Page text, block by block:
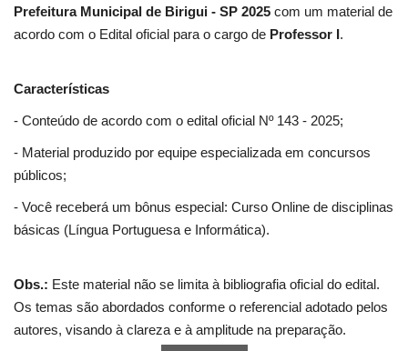
Prefeitura Municipal de Birigui - SP 2025 com um material de
acordo com o Edital oficial para o cargo de Professor I.
Características
- Conteúdo de acordo com o edital oficial Nº 143 - 2025;
- Material produzido por equipe especializada em concursos
públicos;
- Você receberá um bônus especial: Curso Online de disciplinas
básicas (Língua Portuguesa e Informática).
Obs.: Este material não se limita à bibliografia oficial do edital.
Os temas são abordados conforme o referencial adotado pelos
autores, visando à clareza e à amplitude na preparação.